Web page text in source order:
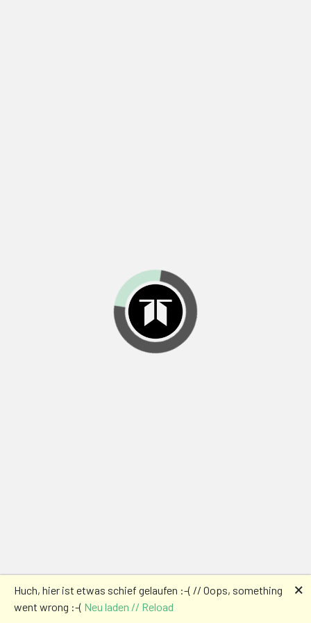
Huch, hier ist etwas schief gelaufen :-( // Oops, something
went wrong :-( Neu laden // Reload
🗙